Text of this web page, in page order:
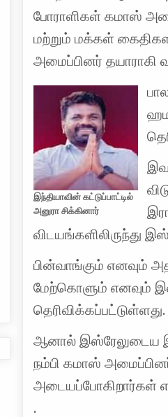
போராளிகள் கமாஸ்
மற்றும் மக்கள்
அமைப்பினர் தயாராகி
இந்தியாவின் கட்டுப்பாட்டில்
அனுரா சிக்கினார்
விடயங்களிலிருந்து
பின்வாங்கும் எனவும்
மேற்கொளும் எனவும்
தெரிவிக்கப்பட்டுள்ளது.
ஆனால் இஸ்ரேலுடைய
நம்பி கமாஸ்
அடையப்போகிறார்கள்
.